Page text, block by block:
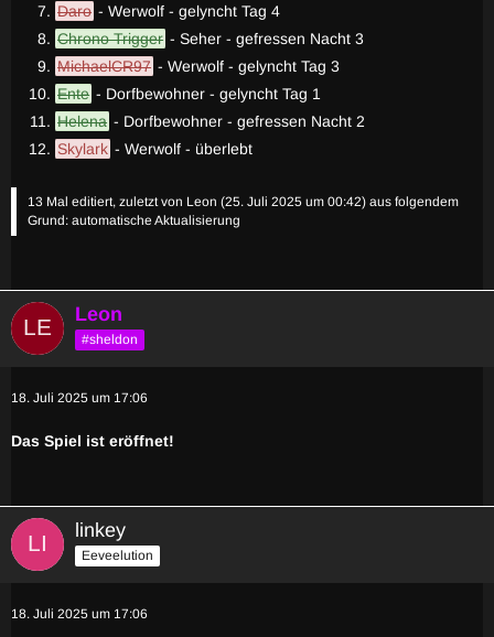
Daro - Werwolf - gelyncht Tag 4
Chrono Trigger - Seher - gefressen Nacht 3
MichaelCR97 - Werwolf - gelyncht Tag 3
Ente - Dorfbewohner - gelyncht Tag 1
Helena - Dorfbewohner - gefressen Nacht 2
Skylark - Werwolf - überlebt
13 Mal editiert, zuletzt von Leon (25. Juli 2025 um 00:42) aus folgendem
Grund: automatische Aktualisierung
Leon
#sheldon
18. Juli 2025 um 17:06
Das Spiel ist eröffnet!
linkey
Eeveelution
18. Juli 2025 um 17:06